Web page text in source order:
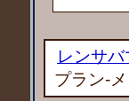
レンサ
プラン-